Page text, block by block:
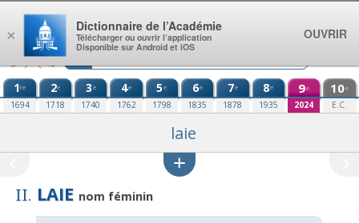
Aller au contenu
1re
1694
2e
1718
3e
1740
4e
1762
5e
1798
6e
1835
7e
1878
8e
1935
9e
2024
10e
E.C.
laie
II. LAIE nom féminin
×
Dictionnaire de l’Académie
Télécharger ou ouvrir l’application
Disponible sur Android et iOS
OUVRIR